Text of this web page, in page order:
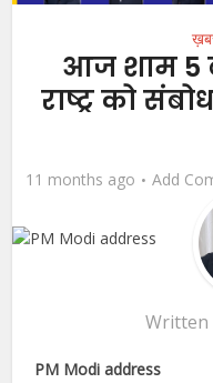
आज शाम 5
राष्ट्र को
11 months ago Add
Written
PM Modi address